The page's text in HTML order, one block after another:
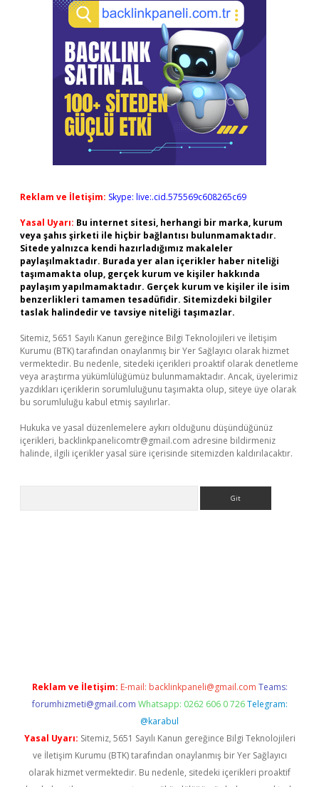
Reklam ve İletişim: Skype: live:.cid.575569c608265c69
Yasal Uyarı: Bu internet sitesi, herhangi bir marka, kurum
veya şahıs şirketi ile hiçbir bağlantısı bulunmamaktadır.
Sitede yalnızca kendi hazırladığımız makaleler
paylaşılmaktadır. Burada yer alan içerikler haber niteliği
taşımamakta olup, gerçek kurum ve kişiler hakkında
paylaşım yapılmamaktadır. Gerçek kurum ve kişiler ile isim
benzerlikleri tamamen tesadüfidir. Sitemizdeki bilgiler
taslak halindedir ve tavsiye niteliği taşımazlar.
Sitemiz, 5651 Sayılı Kanun gereğince Bilgi Teknolojileri ve İletişim
Kurumu (BTK) tarafından onaylanmış bir Yer Sağlayıcı olarak hizmet
vermektedir. Bu nedenle, sitedeki içerikleri proaktif olarak denetleme
veya araştırma yükümlülüğümüz bulunmamaktadır. Ancak, üyelerimiz
yazdıkları içeriklerin sorumluluğunu taşımakta olup, siteye üye olarak
bu sorumluluğu kabul etmiş sayılırlar.
Hukuka ve yasal düzenlemelere aykırı olduğunu düşündüğünüz
içerikleri, backlinkpanelicomtr@gmail.com adresine bildirmeniz
halinde, ilgili içerikler yasal süre içerisinde sitemizden kaldırılacaktır.
Reklam ve İletişim: E-mail: backlinkpaneli@gmail.com Teams:
forumhizmeti@gmail.com Whatsapp: 0262 606 0 726 Telegram:
@karabul
Yasal Uyarı: Sitemiz, 5651 Sayılı Kanun gereğince Bilgi Teknolojileri
ve İletişim Kurumu (BTK) tarafından onaylanmış bir Yer Sağlayıcı
olarak hizmet vermektedir. Bu nedenle, sitedeki içerikleri proaktif